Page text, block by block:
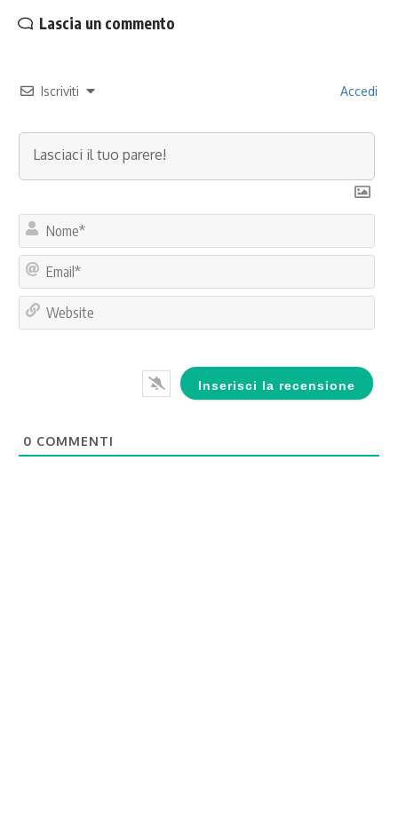
Lascia un commento
Iscriviti Accedi
0 COMMENTI